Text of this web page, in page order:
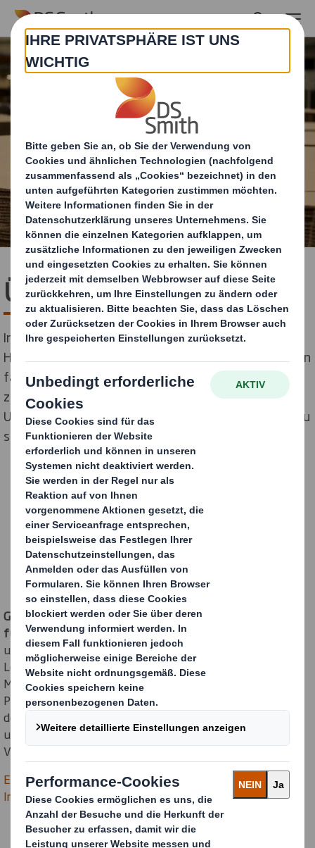
Skip to main content
Über uns
International Paper und DS Smith, zwei der führenden
Hersteller von nachhaltigen Verpackungen und anderen
faserbasierten Produkten, haben sich im Jänner 2025
zusammengeschlossen, um ein weltweit führendes
Unternehmen für nachhaltige Verpackungslösungen zu
schaffen.
Aufbau eines stärkeren
globalen Unternehmens
Gemeinsam mit International Paper sind wir weltweit
führend im Bereich nachhaltiger Verpackungen.
unseren Hauptsitzen in Memphis, Tennessee, USA, und
London, England, beschäftigen wir mehr als 65.000
Mitarbeiterinnen und Mitarbeiter an
Produktionsstandorten in Nordamerika sowie in Europa,
dem Nahen Osten und Afrika (EMEA). Gemeinsam mit
unseren Kunden machen wir die Welt durch nachhaltige
Verpackungslösungen sicherer und produktiver.
Erfahren Sie mehr über den Zusammenschluss von
International Paper und DS Smith